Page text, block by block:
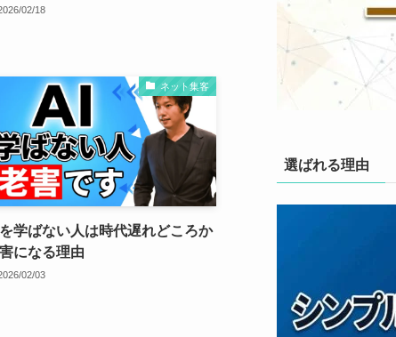
02/18
ネット集客
学ばない人は時代遅れどころか
になる理由
02/03
選ばれる理由